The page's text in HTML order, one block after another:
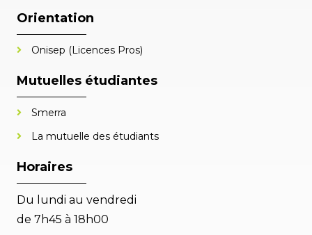
Orientation
Onisep (Licences Pros)
Mutuelles étudiantes
Smerra
La mutuelle des étudiants
Horaires
Du lundi au vendredi
de 7h45 à 18h00